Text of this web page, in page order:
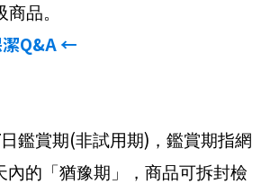
品。
Q&A←
日鑑賞期(非試用期) ，鑑賞期指網
內的「猶豫期」，商品可拆封檢